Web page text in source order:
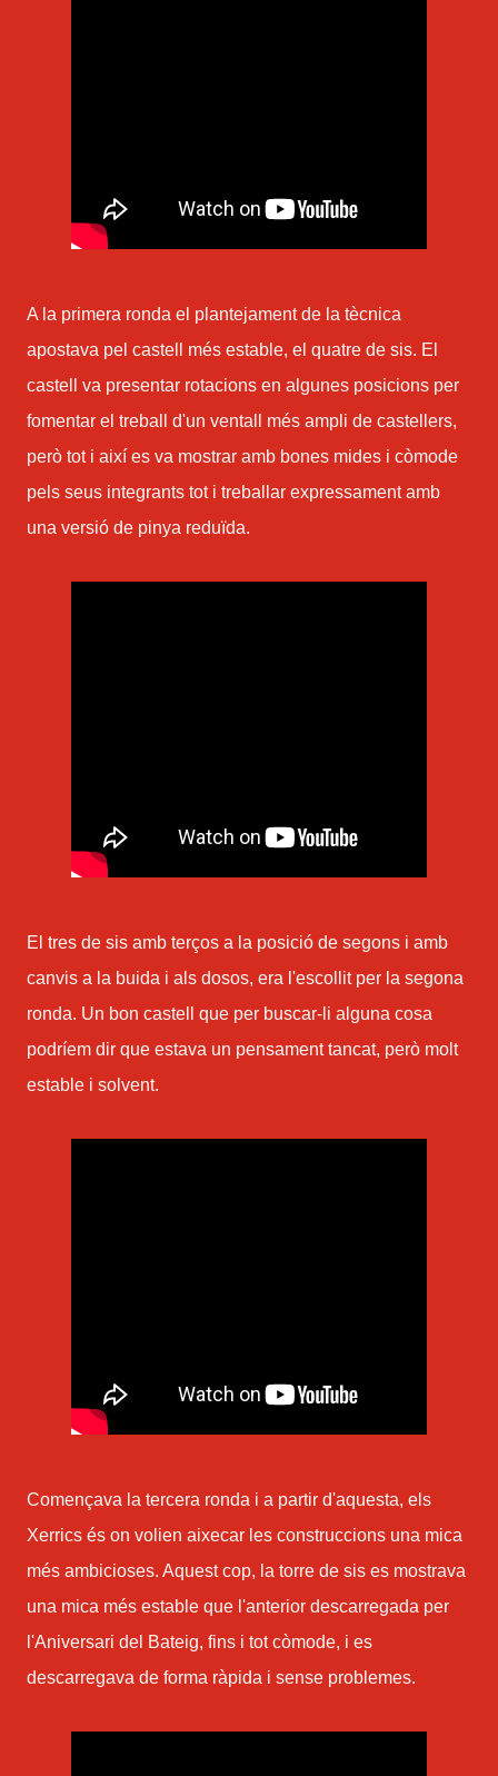
A la primera ronda el plantejament de la tècnica
apostava pel castell més estable, el quatre de sis. El
castell va presentar rotacions en algunes posicions per
fomentar el treball d'un ventall més ampli de castellers,
però tot i així es va mostrar amb bones mides i còmode
pels seus integrants tot i treballar expressament amb
una versió de pinya reduïda.
El tres de sis amb terços a la posició de segons i amb
canvis a la buida i als dosos, era l'escollit per la segona
ronda. Un bon castell que per buscar-li alguna cosa
podríem dir que estava un pensament tancat, però molt
estable i solvent.
Començava la tercera ronda i a partir d'aquesta, els
Xerrics és on volien aixecar les construccions una mica
més ambicioses. Aquest cop, la torre de sis es mostrava
una mica més estable que l'anterior descarregada per
l'Aniversari del Bateig, fins i tot còmode, i es
descarregava de forma ràpida i sense problemes.